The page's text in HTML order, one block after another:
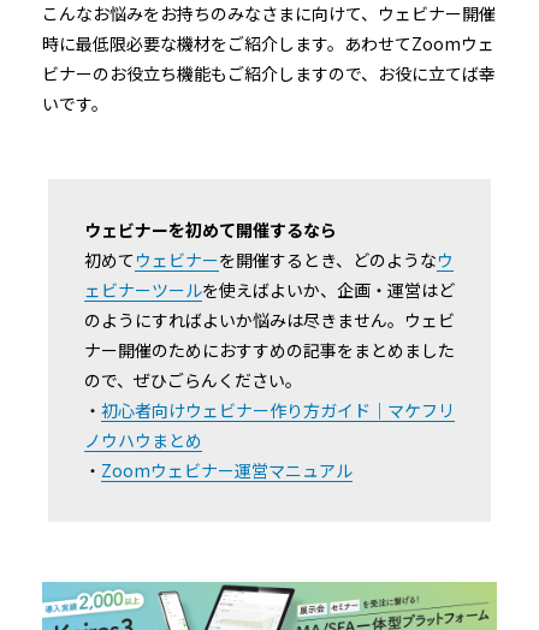
こんなお悩みをお持ちのみなさまに向けて、ウェビナー開催
時に最低限必要な機材をご紹介します。あわせてZoomウェ
ビナーのお役立ち機能もご紹介しますので、お役に立てば幸
いです。
ウェビナーを初めて開催するなら
初めて ウェビナーを開催するとき、どのようなウ
ェビナーツールを使えばよいか、企画・運営はど
のようにすればよいか悩みは尽きません。ウェビ
ナー開催のためにおすすめの記事をまとめました
ので、ぜひごらんください。
・ 初心者向けウェビナー作り方ガイド｜マケフリ
ノウハウまとめ
・ Zoomウェビナー運営マニュアル